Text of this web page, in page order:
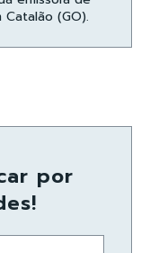
Catalão (GO).
por